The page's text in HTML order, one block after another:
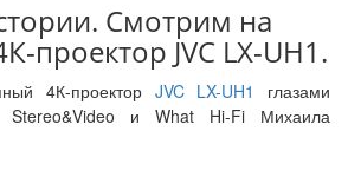
Смотрим на
проектор JVC LX-UH1.
4К-проектор JVC LX-UH1
глазами
Stereo&Video и What Hi-Fi Михаила